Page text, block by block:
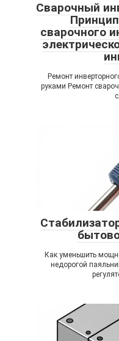
Сварочный
сварочного
Ремонт
руками Ремонт
Как уменьшить
недорогой